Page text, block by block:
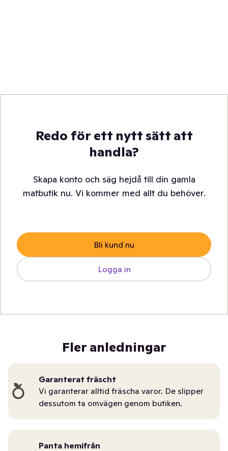
Redo för ett nytt sätt att
handla?
Skapa konto och säg hejdå till din gamla
matbutik nu. Vi kommer med allt du behöver.
Bli kund nu
Logga in
Fler anledningar
Garanterat fräscht
Vi garanterar alltid fräscha varor. De slipper
dessutom ta omvägen genom butiken.
Panta hemifrån